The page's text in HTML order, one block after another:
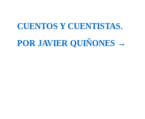
CUENTOS Y CUENTISTAS.
POR JAVIER QUIÑONES →